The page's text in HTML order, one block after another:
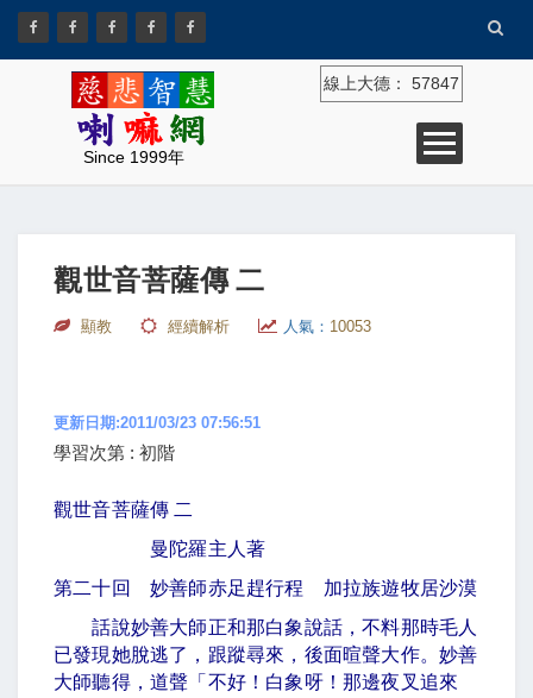
Since 1999年
線上大德： 57847
觀世音菩薩傳 二
顯教 經續解析 人氣： 10053
更新日期:2011/03/23 07:56:51
學習次第 : 初階
觀世音菩薩傳 二
曼陀羅主人著
第二十回 妙善師赤足趕行程 加拉族遊牧居沙漠
話說妙善大師正和那白象說話，不料那時毛人
已發現她脫逃了，跟蹤尋來，後面暄聲大作。妙善
大師聽得，道聲「不好！白象呀！那邊夜叉追來